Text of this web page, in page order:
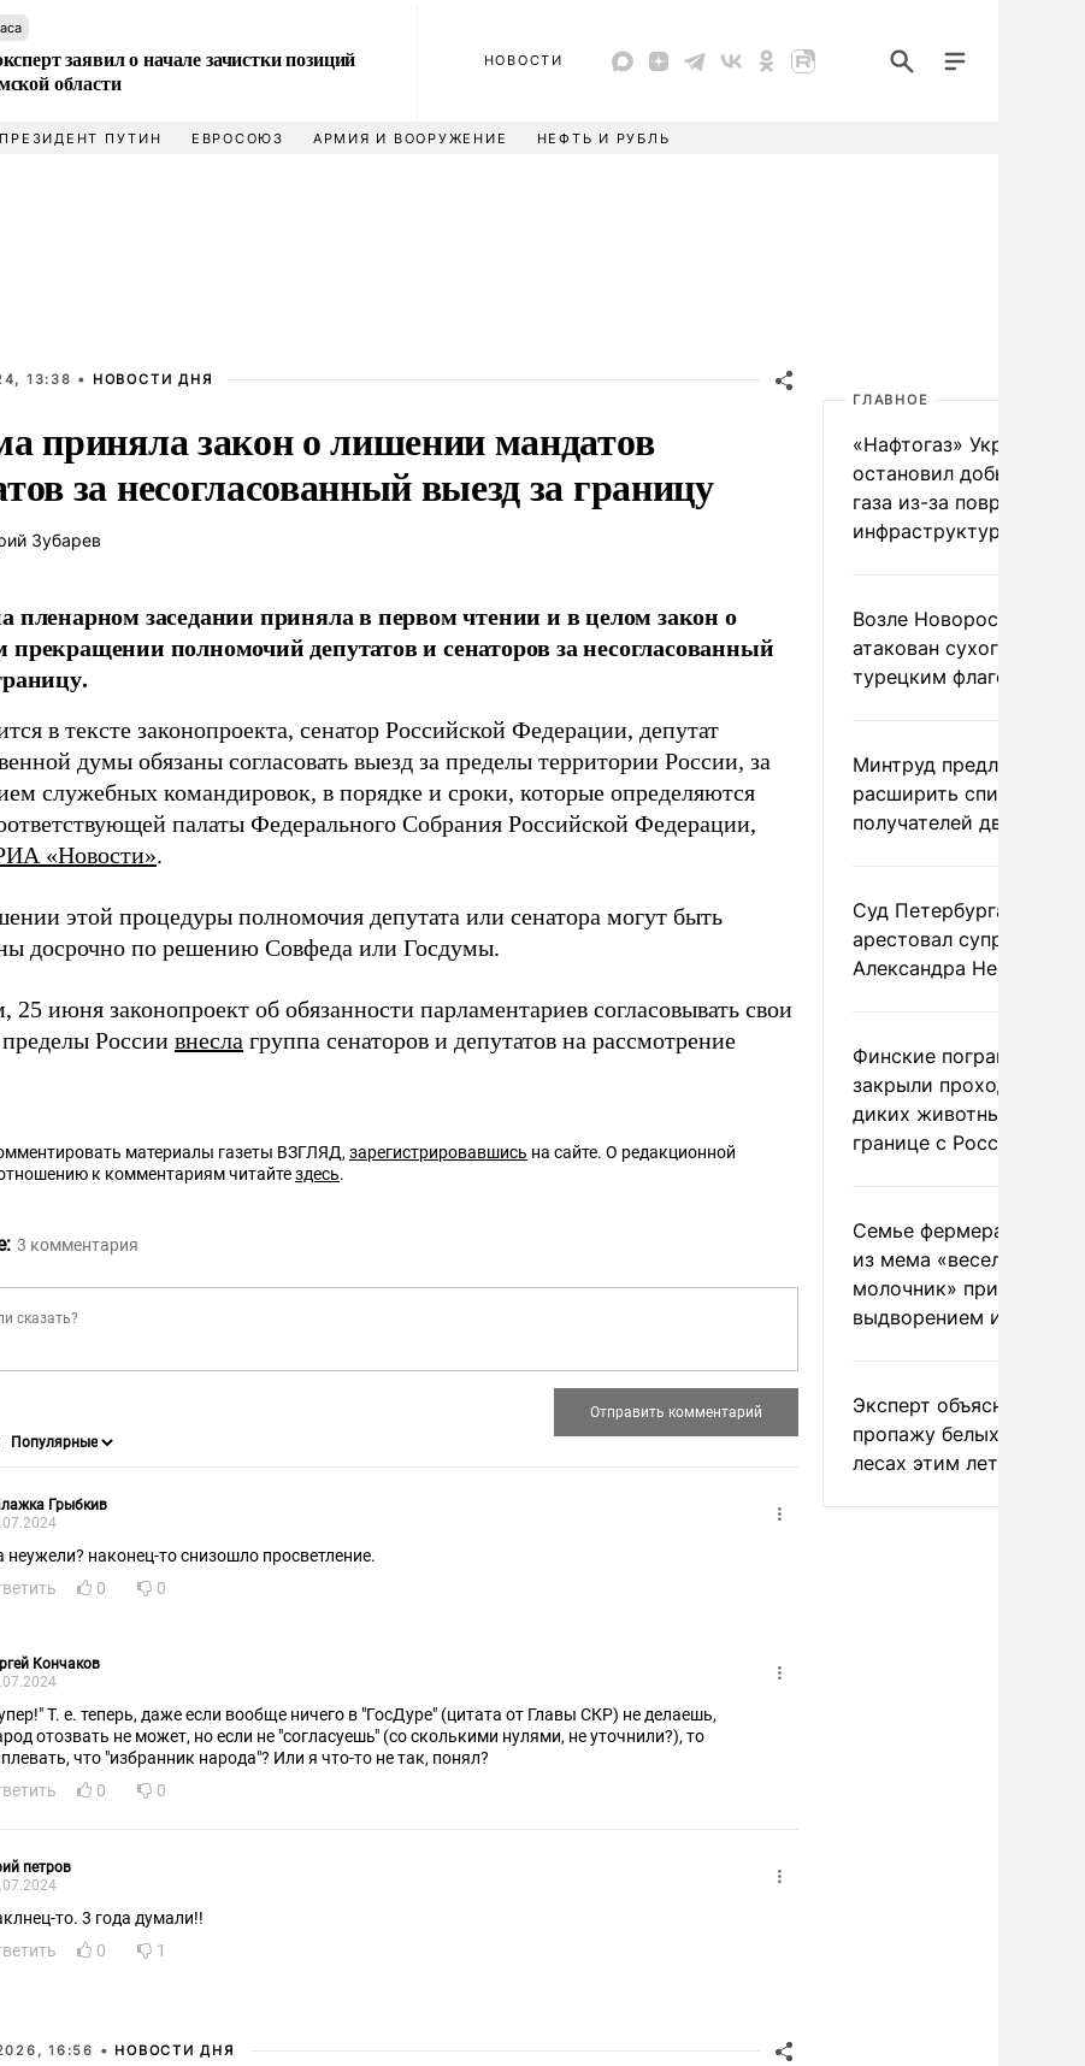
заявил о начале зачистки позиций
области
НОВОСТИ
ПРЕЗИДЕНТ ПУТИН ЕВРОСОЮЗ АРМИЯ И ВООРУЖЕНИЕ НЕФТЬ И РУБЛЬ
13:38 • НОВОСТИ ДНЯ
приняла закон о лишении мандатов
за несогласованный выезд за границу
Зубарев
пленарном заседании приняла в первом чтении и в целом закон о
прекращении полномочий депутатов и сенаторов за несогласованный
в тексте законопроекта, сенатор Российской Федерации, депутат
думы обязаны согласовать выезд за пределы территории России, за
служебных командировок, в порядке и сроки, которые определяются
палаты Федерального Собрания Российской Федерации,
«Новости».
этой процедуры полномочия депутата или сенатора могут быть
досрочно по решению Совфеда или Госдумы.
июня законопроект об обязанности парламентариев согласовывать свои
России внесла группа сенаторов и депутатов на рассмотрение
материалы газеты ВЗГЛЯД, зарегистрировавшись на сайте. О редакционной
к комментариям читайтездесь.
3 комментария
Грыбкив
неужели? наконец-то снизошло просветление.
0 0
Кончаков
Т. е. теперь, даже если вообще ничего в "ГосДуре" (цитата от Главы СКР) не делаешь,
отозвать не может, но если не "согласуешь" (со сколькими нулями, не уточнили?), то
что "избранник народа"? Или я что-то не так, понял?
0 0
петров
то. 3 года думали!!
0 1
16:56 • НОВОСТИ ДНЯ
ГЛАВНОЕ
«Нафтогаз» Украины
остановил добычу
газа из-за повреждения
инфраструктуры
Возле Новороссийска
атакован сухогруз под
турецким флагом
Минтруд предложил
расширить список
получателей двух
Суд Петербурга заочно
арестовал супругу
Александра Невзорова
Финские пограничники
закрыли проходы для
диких животных на
границе с Россией
Семье фермера
из мема «веселый
молочник» пригрозили
выдворением из
Эксперт объяснил
пропажу белых грибов
лесах этим летом